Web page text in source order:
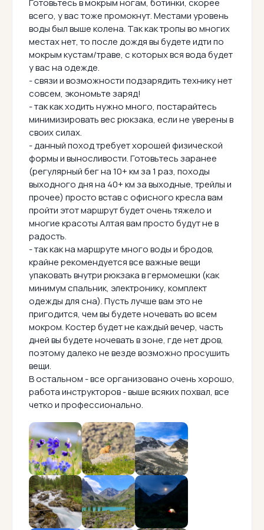
Готовьтесь в мокрым ногам, ботинки, скорее
всего, у вас тоже промокнут. Местами уровень
воды был выше колена. Так как тропы во многих
местах нет, то после дождя вы будете идти по
мокрым кустам/траве, с которых вся вода будет
у вас на одежде.
- связи и возможности подзарядить технику нет
совсем, экономьте заряд!
- так как ходить нужно много, постарайтесь
минимизировать вес рюкзака, если не уверены в
своих силах.
- данный поход требует хорошей физической
формы и выносливости. Готовьтесь заранее
(регулярный бег на 10+ км за 1 раз, походы
выходного дня на 40+ км за выходные, трейлы и
прочее) просто встав с офисного кресла вам
пройти этот маршрут будет очень тяжело и
многие красоты Алтая вам просто будут не в
радость.
- так как на маршруте много воды и бродов,
крайне рекомендуется все важные вещи
упаковать внутри рюкзака в гермомешки (как
минимум спальник, электронику, комплект
одежды для сна). Пусть лучше вам это не
пригодится, чем вы будете ночевать во всем
мокром. Костер будет не каждый вечер, часть
дней вы будете ночевать в зоне, где нет дров,
поэтому далеко не везде возможно просушить
вещи.
В остальном - все организовано очень хорошо,
работа инструкторов - выше всяких похвал, все
четко и профессионально.